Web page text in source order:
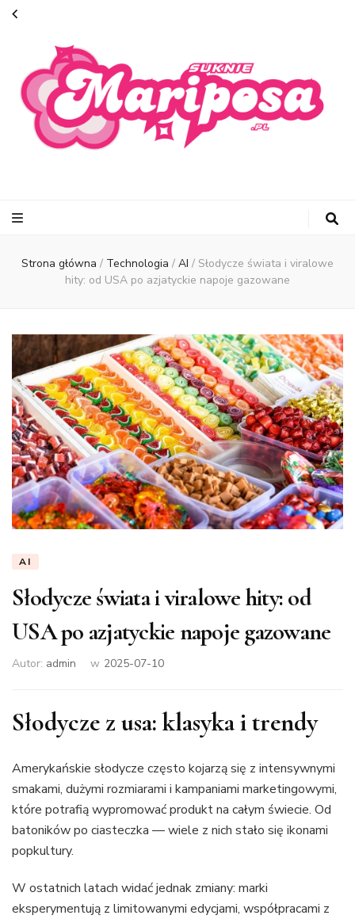
Strona główna / Technologia / AI / Słodycze świata i viralowe
hity: od USA po azjatyckie napoje gazowane
AI
Słodycze świata i viralowe hity: od
USA po azjatyckie napoje gazowane
Autor: admin w 2025-07-10
Słodycze z usa: klasyka i trendy
Amerykańskie słodycze często kojarzą się z intensywnymi
smakami, dużymi rozmiarami i kampaniami marketingowymi,
które potrafią wypromować produkt na całym świecie. Od
batoników po ciasteczka — wiele z nich stało się ikonami
popkultury.
W ostatnich latach widać jednak zmiany: marki
eksperymentują z limitowanymi edycjami, współpracami z